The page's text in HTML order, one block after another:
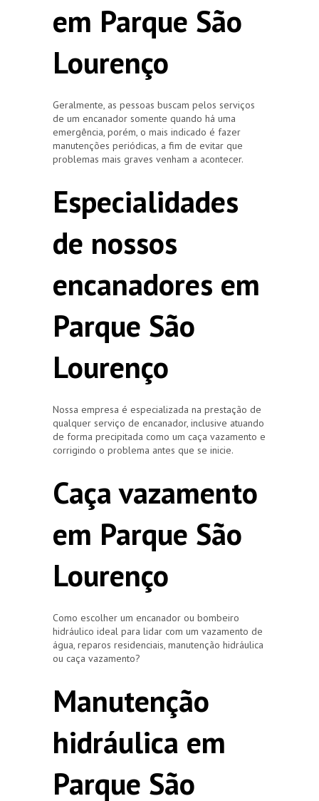
em Parque São
Lourenço
Geralmente, as pessoas buscam pelos serviços
de um encanador somente quando há uma
emergência, porém, o mais indicado é fazer
manutenções periódicas, a fim de evitar que
problemas mais graves venham a acontecer.
Especialidades
de nossos
encanadores em
Parque São
Lourenço
Nossa empresa é especializada na prestação de
qualquer serviço de encanador, inclusive atuando
de forma precipitada como um caça vazamento e
corrigindo o problema antes que se inicie.
Caça vazamento
em Parque São
Lourenço
Como escolher um encanador ou bombeiro
hidráulico ideal para lidar com um vazamento de
água, reparos residenciais, manutenção hidráulica
ou caça vazamento?
Manutenção
hidráulica em
Parque São